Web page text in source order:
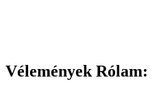
Vélemények Rólam: